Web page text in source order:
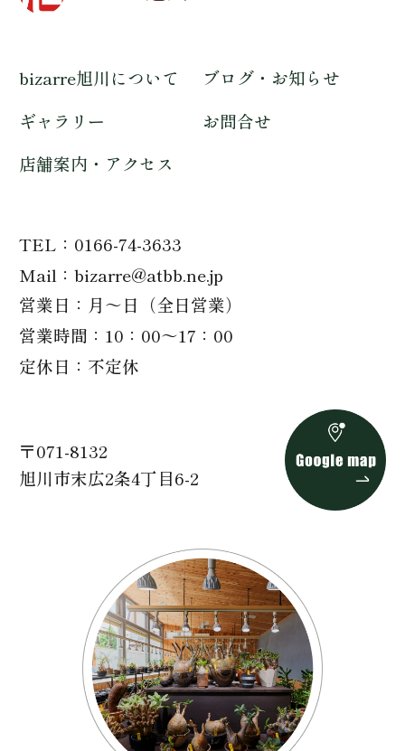
bizarre旭川について
ブログ・お知らせ
ギャラリー
お問合せ
店舗案内・アクセス
TEL
0166-74-3633
Mail
bizarre@atbb.ne.jp
営業日
月～日（全日営業）
営業時間
10：00～17：00
定休日
不定休
〒071-8132
旭川市末広2条4丁目6-2